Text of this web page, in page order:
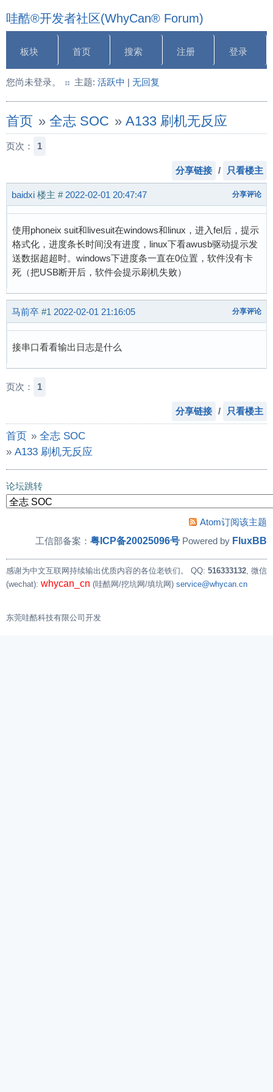
哇酷®开发者社区(WhyCan® Forum)
板块 首页 搜索 注册 登录
您尚未登录。 主题: 活跃中 | 无回复
首页 » 全志 SOC » A133 刷机无反应
页次： 1
分享链接 / 只看楼主
baidxi 楼主 # 2022-02-01 20:47:47 分享评论
使用phoneix suit和livesuit在windows和linux，进入fel后，提示
格式化，进度条长时间没有进度，linux下看awusb驱动提示发
送数据超超时。windows下进度条一直在0位置，软件没有卡
死（把USB断开后，软件会提示刷机失败）
马前卒 #1 2022-02-01 21:16:05 分享评论
接串口看看输出日志是什么
页次： 1
分享链接 / 只看楼主
首页 » 全志 SOC
» A133 刷机无反应
论坛跳转
Atom订阅该主题
工信部备案： 粤ICP备20025096号 Powered by FluxBB
感谢为中文互联网持续输出优质内容的各位老铁们。 QQ: 516333132, 微信
(wechat): whycan_cn (哇酷网/挖坑网/填坑网) service@whycan.cn
东莞哇酷科技有限公司开发